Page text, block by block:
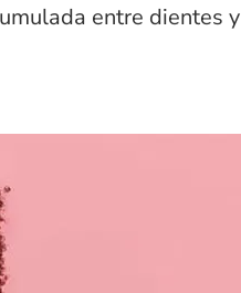
entre dientes y